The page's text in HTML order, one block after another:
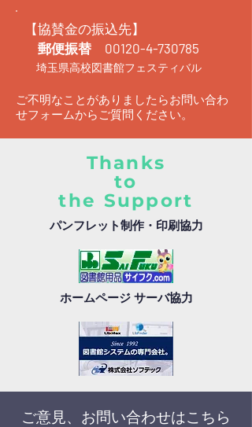
【協賛金の振込先】
郵便振替 00120-4-730785
埼玉県高校図書館フェスティバル
ご不明なことがありましたらお問い合わ
せフォームからご質問ください。
Thanks
to
the Support
パンフレット制作・印刷協力
ホームページ サーバ協力
ご意見、お問い合わせはこちら